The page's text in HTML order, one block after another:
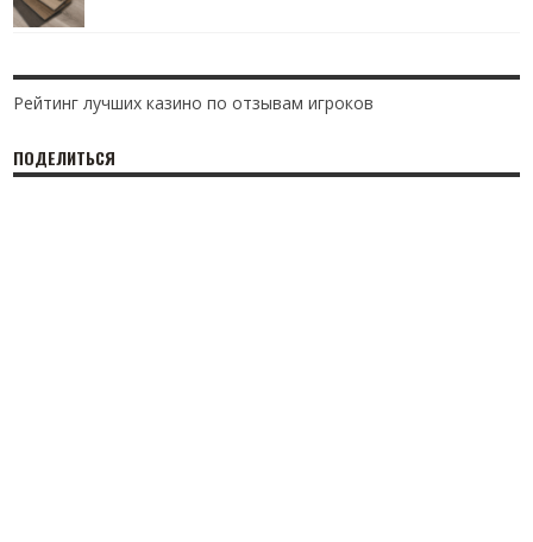
Рейтинг лучших казино по отзывам игроков
ПОДЕЛИТЬСЯ